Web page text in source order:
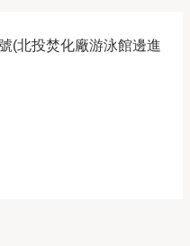
(北投焚化廠游泳館邊進